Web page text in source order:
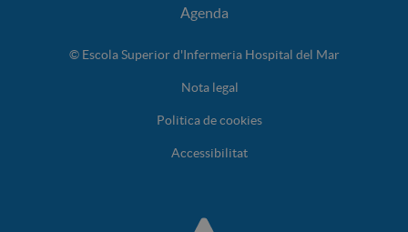
Agenda
© Escola Superior d'Infermeria Hospital del Mar
Nota legal
Politica de cookies
Accessibilitat